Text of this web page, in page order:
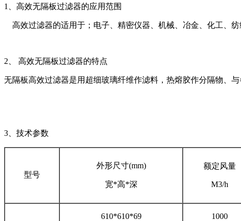
1、高效无隔板过滤器的应用范围
高效过滤器的适用于；电子、精密仪器、机械、冶金、化工、
2、 高效无隔板过滤器的特点
无隔板高效过滤器是用超细玻璃纤维作滤料，热熔胶作分隔物、
3、技术参数
型号
外形尺寸(mm)
宽*高*深
额定风量
M3/h
610*610*69 1000